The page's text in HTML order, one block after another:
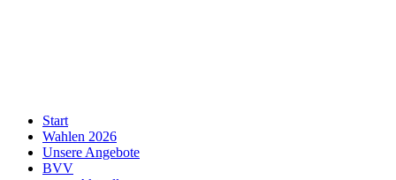
Neukölln
Start
Wahlen 2026
Unsere Angebote
BVV